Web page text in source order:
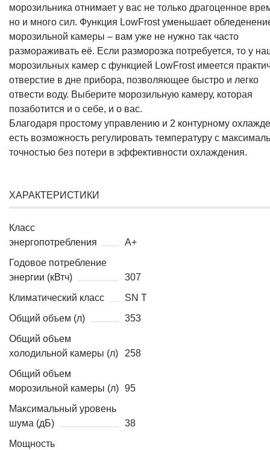
морозильника отнимает у вас не только драгоценное
но и много сил. Функция LowFrost уменьшает
морозильной камеры – вам уже не нужно так часто
размораживать её. Если разморозка потребуется, то у
морозильных камер с функцией LowFrost имеется
отверстие в дне прибора, позволяющее быстро и легко
отвести воду. Выберите морозильную камеру, которая
позаботится и о себе, и о вас.
Благодаря простому управлению и 2 контурному
есть возможность регулировать температуру с
точностью без потери в эффективности охлаждения.
ХАРАКТЕРИСТИКИ
Класс
энергопотребления
A+
Годовое потребление
энергии (кВтч)
307
Климатический класс
SN T
Общий объем (л)
353
Общий объем
холодильной камеры (л)
258
Общий объем
морозильной камеры (л) 95
Максимальный уровень
шума (дБ)
38
Мощность